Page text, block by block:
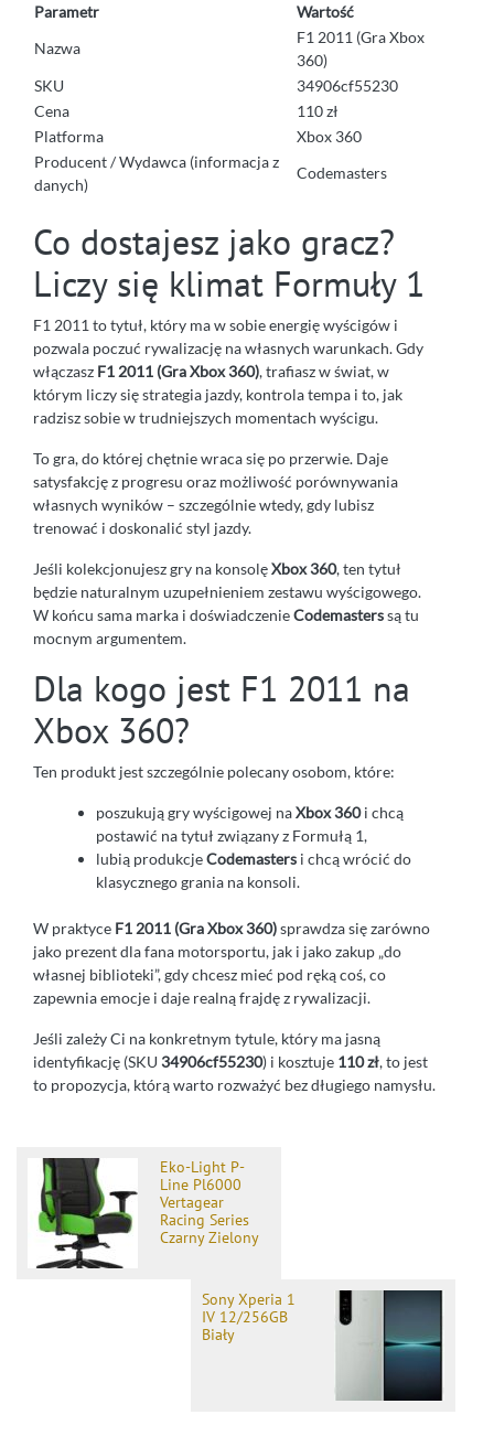
Parametr
Wartość
Nazwa
F1 2011 (Gra Xbox
360)
SKU
34906cf55230
Cena
110 zł
Platforma
Xbox 360
Producent / Wydawca (informacja z
danych)
Codemasters
Co dostajesz jako gracz?
Liczy się klimat Formuły 1
F1 2011 to tytuł, który ma w sobie energię wyścigów i
pozwala poczuć rywalizację na własnych warunkach. Gdy
włączasz F1 2011 (Gra Xbox 360), trafiasz w świat, w
którym liczy się strategia jazdy, kontrola tempa i to, jak
radzisz sobie w trudniejszych momentach wyścigu.
To gra, do której chętnie wraca się po przerwie. Daje
satysfakcję z progresu oraz możliwość porównywania
własnych wyników – szczególnie wtedy, gdy lubisz
trenować i doskonalić styl jazdy.
Jeśli kolekcjonujesz gry na konsolęXbox 360, ten tytuł
będzie naturalnym uzupełnieniem zestawu wyścigowego.
W końcu sama marka i doświadczenieCodemasterssą tu
mocnym argumentem.
Dla kogo jest F1 2011 na
Xbox 360?
Ten produkt jest szczególnie polecany osobom, które:
poszukują gry wyścigowej naXbox 360i chcą
postawić na tytuł związany z Formułą 1,
lubią produkcjeCodemasters i chcą wrócić do
klasycznego grania na konsoli.
W praktyce F1 2011 (Gra Xbox 360)sprawdza się zarówno
jako prezent dla fana motorsportu, jak i jako zakup „do
własnej biblioteki”, gdy chcesz mieć pod ręką coś, co
zapewnia emocje i daje realną frajdę z rywalizacji.
Jeśli zależy Ci na konkretnym tytule, który ma jasną
identyfikację (SKU 34906cf55230) i kosztuje 110 zł, to jest
to propozycja, którą warto rozważyć bez długiego namysłu.
Eko-Light P-
Line Pl6000
Vertagear
Racing Series
Czarny Zielony
Sony Xperia 1
IV 12/256GB
Biały